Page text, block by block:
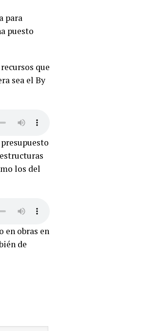
para
puesto
que
sea el By
los del
en obras en
de